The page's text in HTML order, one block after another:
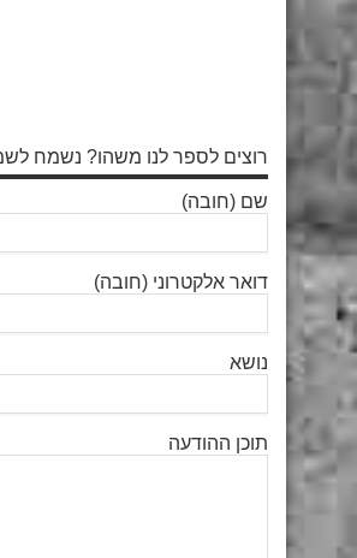
רוצים לספר לנו משהו? נשמח
שם (חובה)
דואר אלקטרוני (חובה)
נושא
תוכן ההודעה